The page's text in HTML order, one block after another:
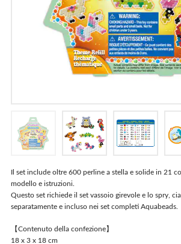
Il set include oltre 600 perline a stella e solide in 21
modello e istruzioni.
Questo set richiede il set vassoio girevole e lo spry,
separatamente e incluso nei set completi Aquabeads.
【Contenuto della confezione】
18 x 3 x 18 cm